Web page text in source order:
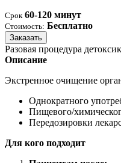
Срок 60-120 минут
Стоимость: Бесплатно
Заказать
Разовая процедура
Описание
Экстренное очищение
Однократного
Пищевого/
Передозировки
Для кого подходит